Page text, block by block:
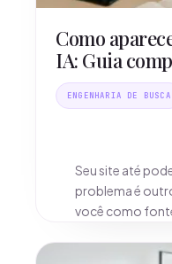
Como
IA: Guia
ENGENHARIA DE BUSCA
Seu site até
problema é
você como